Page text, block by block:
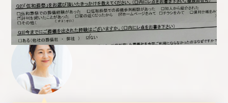
Q. 葬儀のご感想をお聞かせください